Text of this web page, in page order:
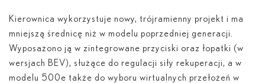
Kierownica wykorzystuje nowy, trójramienny projekt i ma
mniejszą średnicę niż w modelu poprzedniej generacji.
Wyposażono ją w zintegrowane przyciski oraz łopatki (w
wersjach BEV), służące do regulacji siły rekuperacji, a w
modelu 500e także do wyboru wirtualnych przełożeń w